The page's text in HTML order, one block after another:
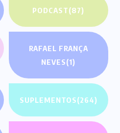
PODCAST(87)
RAFAEL FRANÇA
NEVES(1)
SUPLEMENTOS(264)